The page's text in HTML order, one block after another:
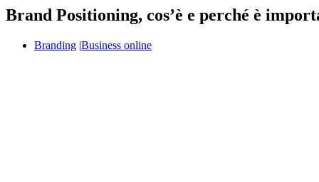
Brand Positioning, cos’è e perché è
Branding |Business online